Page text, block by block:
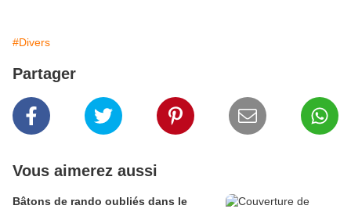
#Divers
Partager
Vous aimerez aussi
Bâtons de rando oubliés dans le